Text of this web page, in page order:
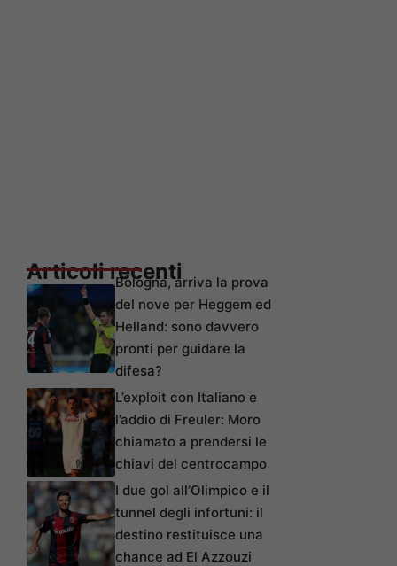
Articoli recentiBologna, arriva la prova
del nove per Heggem ed
Helland: sono davvero
pronti per guidare la
difesa?
L’exploit con Italiano e
l’addio di Freuler: Moro
chiamato a prendersi le
chiavi del centrocampo
I due gol all’Olimpico e il
tunnel degli infortuni: il
destino restituisce una
chance ad El Azzouzi